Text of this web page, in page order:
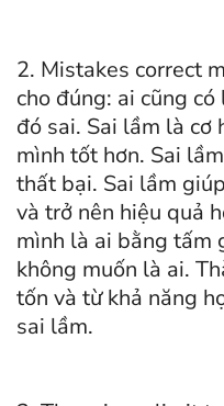
2. Mistakes correct
cho đúng: ai cũng
đó sai. Sai lầm là cơ
mình tốt hơn. Sai
thất bại. Sai lầm
và trở nên hiệu quả
mình là ai bằng tấm
không muốn là ai.
tốn và từ khả năng
sai lầm.